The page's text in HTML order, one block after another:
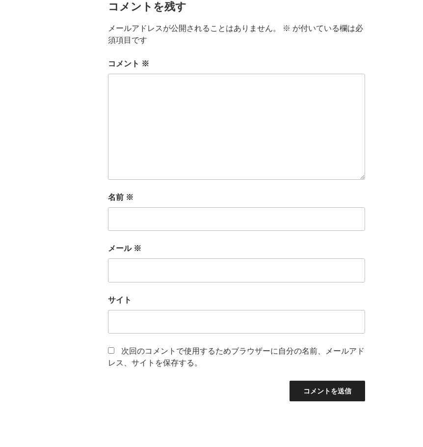
コメントを残す
メールアドレスが公開されることはありません。 ※ が付いている欄は必
須項目です
コメント ※
名前 ※
メール ※
サイト
次回のコメントで使用するためブラウザーに自分の名前、メールアド
レス、サイトを保存する。